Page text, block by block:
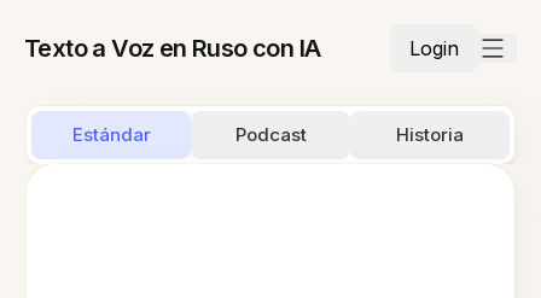
Texto a Voz en Ruso con IA Login
Estándar Podcast Historia